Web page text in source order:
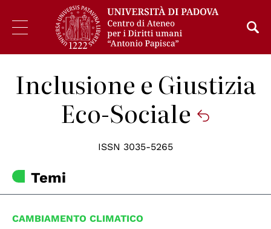
Inclusione e Giustizia
Eco-Sociale
ISSN 3035-5265
Temi
CAMBIAMENTO CLIMATICO